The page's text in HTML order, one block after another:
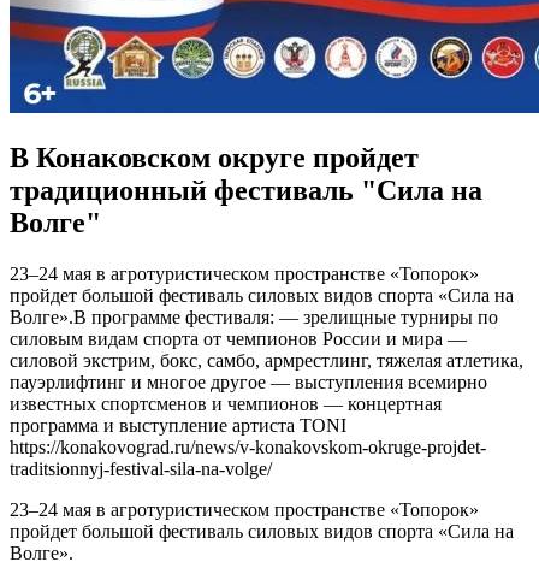
В Конаковском округе пройдет
традиционный фестиваль "Сила на
Волге"
23–24 мая в агротуристическом пространстве «Топорок»
пройдет большой фестиваль силовых видов спорта «Сила на
Волге».В программе фестиваля: — зрелищные турниры по
силовым видам спорта от чемпионов России и мира —
силовой экстрим, бокс, самбо, армрестлинг, тяжелая атлетика,
пауэрлифтинг и многое другое — выступления всемирно
известных спортсменов и чемпионов — концертная
программа и выступление артиста TONI
https://konakovograd.ru/news/v-konakovskom-okruge-projdet-
traditsionnyj-festival-sila-na-volge/
23–24 мая в агротуристическом пространстве «Топорок»
пройдет большой фестиваль силовых видов спорта «Сила на
Волге».